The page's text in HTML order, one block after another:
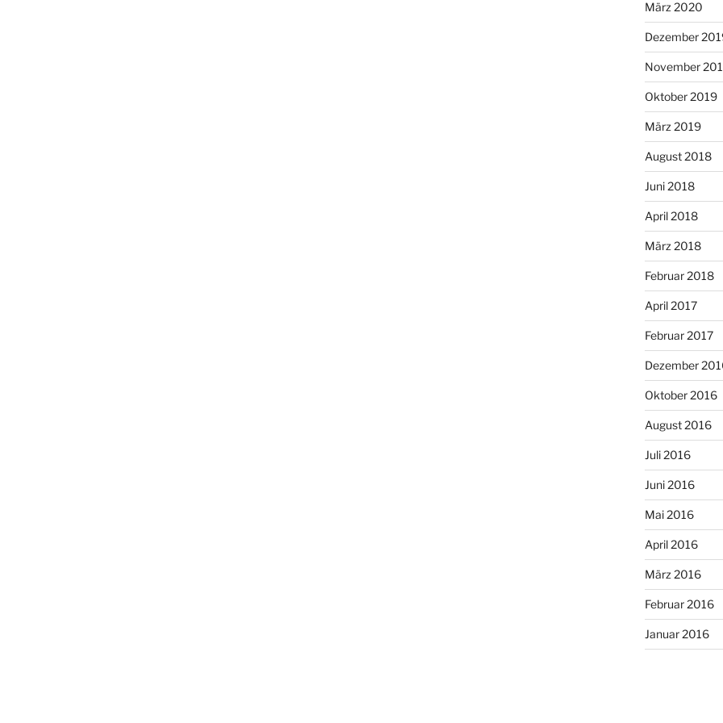
März 2020
Dezember
November
Oktober 2019
März 2019
August 2018
Juni 2018
April 2018
März 2018
Februar 2018
April 2017
Februar 2017
Dezember
Oktober 2016
August 2016
Juli 2016
Juni 2016
Mai 2016
April 2016
März 2016
Februar 2016
Januar 2016